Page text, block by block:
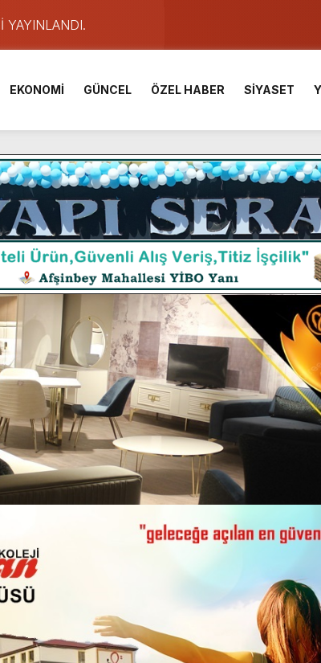
YAYINLANDI.
Ezgileriyle Şenlendi.
Filistin Konvoyu, güçlenerek ilerliyor.
Sahne Alacak.
Çalık Ortaokulu Şehitlerinin Aileleriyle Bir Araya
Sarıdoğan’a Beşikdüzü’nde hayırlı olsun
Tam Not.
Genç Doğa ve Bilimle Buluştu.
En Zorlu Etap Tamamlandı.
EKONOMİ GÜNCEL ÖZEL HABER SİYASET